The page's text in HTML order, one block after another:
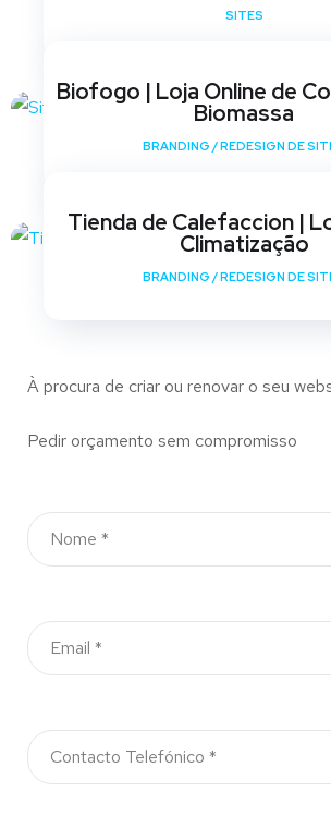
SITES
Biofogo | Loja Online de
Biomassa
BRANDING /REDESIGN DE
Tienda de Calefaccion |
Climatização
BRANDING /REDESIGN DE
À procura de criar ou renovar o seu
Pedir orçamento sem compromisso